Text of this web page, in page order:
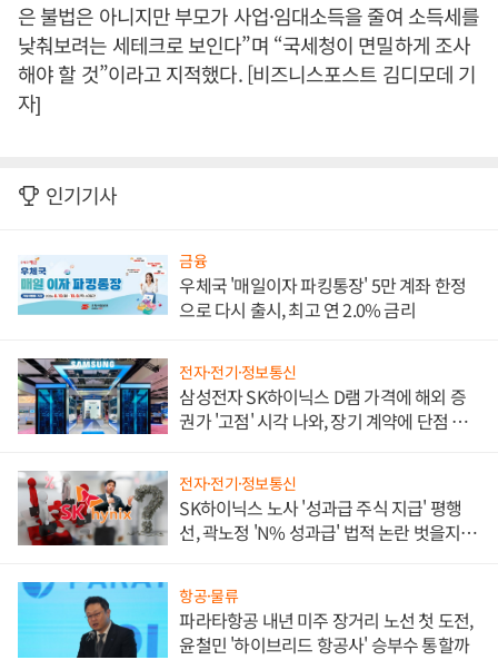
은 불법은 아니지만 부모가 사업·임대소득을 줄여 소득세를
낮춰보려는 세테크로 보인다”며 “국세청이 면밀하게 조사
해야 할 것”이라고 지적했다. [비즈니스포스트 김디모데 기
자]
인기기사
금융
우체국 '매일이자 파킹통장' 5만 계좌 한정
으로 다시 출시, 최고 연 2.0% 금리
전자·전기·정보통신
삼성전자 SK하이닉스 D램 가격에 해외 증
권가 '고점' 시각 나와, 장기 계약에 단점 부
전자·전기·정보통신
SK하이닉스 노사 '성과급 주식 지급' 평행
선, 곽노정 'N% 성과급' 법적 논란 벗을지 주
항공·물류
파라타항공 내년 미주 장거리 노선 첫 도전,
윤철민 '하이브리드 항공사' 승부수 통할까